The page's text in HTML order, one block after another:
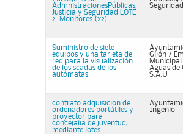
AdmnistracionesPúblicas,
Justicia y Seguridad LOTE
2: Monitores (x2)
Seguridad
Suministro de siete
equipos y una tarjeta de
red para la visualización
de los scadas de los
autómatas
Gijón /
Municipal
Aguas de
S.A.U
contrato adquisicion de
ordenadores portátiles y
proyector para
concejalia de juventud,
mediante lotes
Ingenio